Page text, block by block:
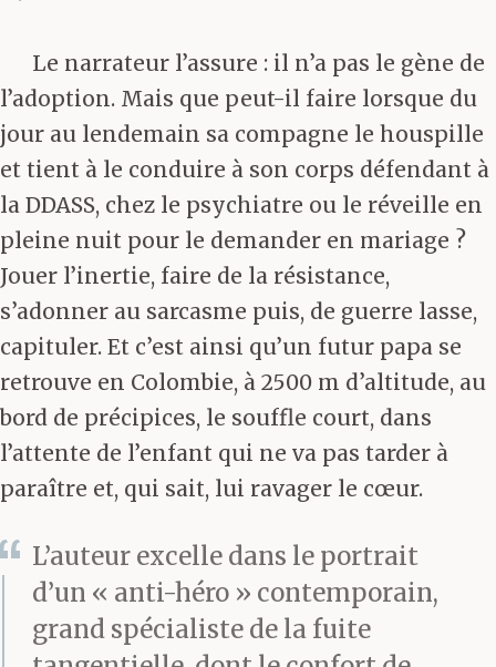
Le narrateur l’assure : il n’a pas le gène de
l’adoption. Mais que peut-il faire lorsque du
jour au lendemain sa compagne le houspille
et tient à le conduire à son corps défendant à
la DDASS, chez le psychiatre ou le réveille en
pleine nuit pour le demander en mariage ?
Jouer l’inertie, faire de la résistance,
s’adonner au sarcasme puis, de guerre lasse,
capituler. Et c’est ainsi qu’un futur papa se
retrouve en Colombie, à 2500 m d’altitude, au
bord de précipices, le souffle court, dans
l’attente de l’enfant qui ne va pas tarder à
paraître et, qui sait, lui ravager le cœur.
L’auteur excelle dans le portrait
d’un « anti-héro » contemporain,
grand spécialiste de la fuite